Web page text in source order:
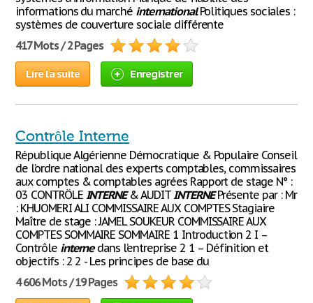
informations du marché internationalPolitiques sociales :
systèmes de couverture sociale différente
417 Mots / 2 Pages
Lire la suite Enregistrer
Contrôle Interne
République Algérienne Démocratique & Populaire Conseil
de l’ordre national des experts comptables, commissaires
aux comptes & comptables agrées Rapport de stage N° :
03 CONTRÖLE INTERNE& AUDITINTERNEPrésente par : Mr
: KHUOMERI ALI COMMISSAIRE AUX COMPTES Stagiaire
Maître de stage : JAMEL SOUKEUR COMMISSAIRE AUX
COMPTES SOMMAIRE SOMMAIRE 1 Introduction 2 I –
Contrôle internedans l’entreprise 2 1 – Définition et
objectifs : 2 2 - Les principes de base du
4 606 Mots / 19 Pages